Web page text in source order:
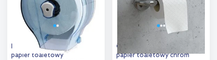
Faneco Jet S pojemnik na
papier toaletowy
Oltens Gulfoss uchwyt na
papier toaletowy chrom